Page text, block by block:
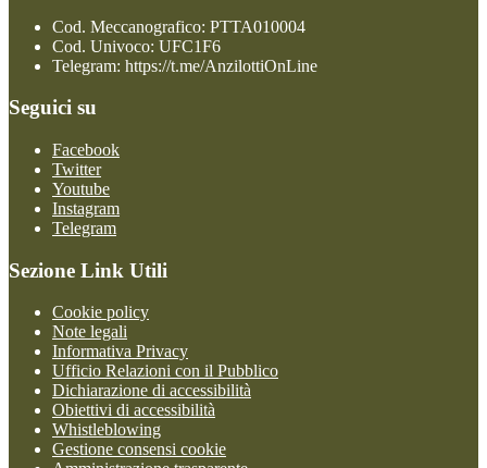
Cod. Meccanografico: PTTA010004
Cod. Univoco: UFC1F6
Telegram: https://t.me/AnzilottiOnLine
Seguici su
Facebook
Twitter
Youtube
Instagram
Telegram
Sezione Link Utili
Cookie policy
Note legali
Informativa Privacy
Ufficio Relazioni con il Pubblico
Dichiarazione di accessibilità
Obiettivi di accessibilità
Whistleblowing
Gestione consensi cookie